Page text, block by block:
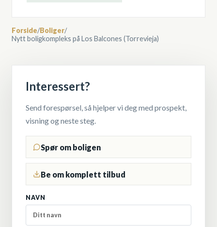
Forside/Boliger/
Nytt boligkompleks på Los Balcones (Torrevieja)
Interessert?
Send forespørsel, så hjelper vi deg med prospekt,
visning og neste steg.
Spør om boligen
Be om komplett tilbud
NAVN